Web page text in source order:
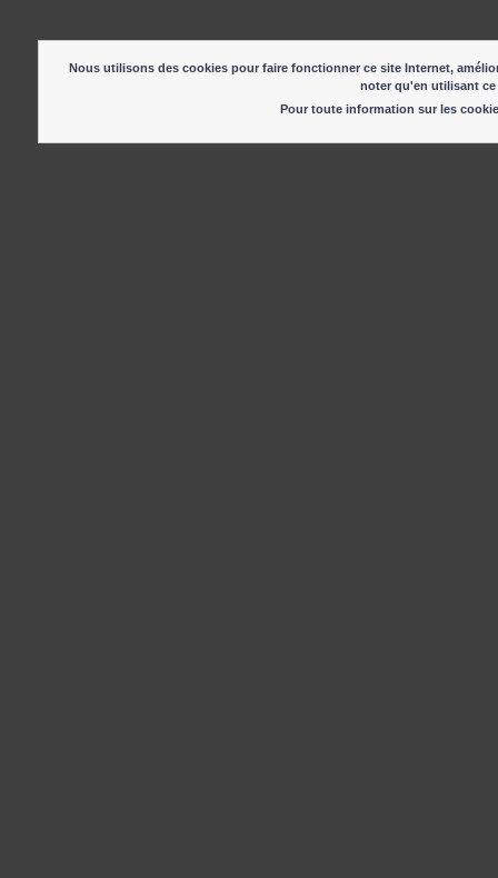
Nous utilisons des cookies pour faire fonctionner ce site Internet,
noter qu'en utilisant
Pour toute information sur les